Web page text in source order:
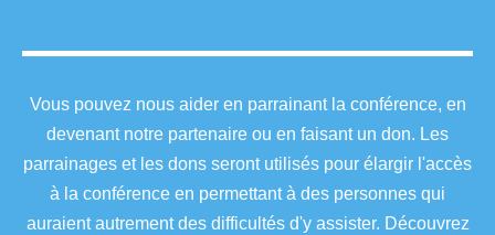
Vous pouvez nous aider en parrainant la conférence, en
devenant notre partenaire ou en faisant un don. Les
parrainages et les dons seront utilisés pour élargir l'accès
à la conférence en permettant à des personnes qui
auraient autrement des difficultés d'y assister. Découvrez